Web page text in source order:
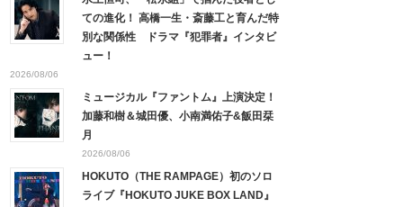
ての進化！ 高橋一生・斎藤工と育んだ特
別な関係性 ドラマ『犯罪者』インタビ
ュー！
2026/08/06
ミュージカル『ファントム』上演決定！
加藤和樹＆城田優、小南満佑子&飯田栞
月
2026/08/06
HOKUTO（THE RAMPAGE）初のソロ
ライブ『HOKUTO JUKE BOX LAND』